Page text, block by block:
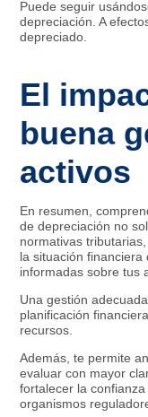
Puede seguir
depreciación. A
depreciado.
El
buena
activos
En resumen,
de depreciación no
normativas
la situación
informadas sobre tus
Una gestión
planificación
recursos.
Además, te permite
evaluar con mayor
fortalecer la
organismos